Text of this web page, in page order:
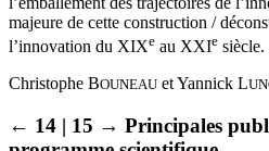
majeure de cette construction /
l’innovation du XIXe au XXIe siècle.
Christophe BOUNEAU et Yannick L
← 14 | 15 → Principales